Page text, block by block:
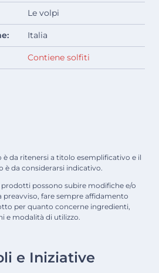
Le volpi
Italia
Contiene solfiti
è da ritenersi a titolo esemplificativo e il
è da considerarsi indicativo.
prodotti possono subire modifiche e/o
preavviso, fare sempre affidamento
per quanto concerne ingredienti,
e modalità di utilizzo.
e Iniziative